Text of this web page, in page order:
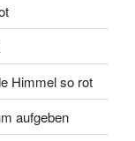
Himmel so rot
aufgeben